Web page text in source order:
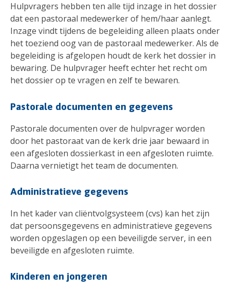
Hulpvragers hebben ten alle tijd inzage in het dossier
dat een pastoraal medewerker of hem/haar aanlegt.
Inzage vindt tijdens de begeleiding alleen plaats onder
het toeziend oog van de pastoraal medewerker. Als de
begeleiding is afgelopen houdt de kerk het dossier in
bewaring. De hulpvrager heeft echter het recht om
het dossier op te vragen en zelf te bewaren.
Pastorale documenten en gegevens
Pastorale documenten over de hulpvrager worden
door het pastoraat van de kerk drie jaar bewaard in
een afgesloten dossierkast in een afgesloten ruimte.
Daarna vernietigt het team de documenten.
Administratieve gegevens
In het kader van cliëntvolgsysteem (cvs) kan het zijn
dat persoonsgegevens en administratieve gegevens
worden opgeslagen op een beveiligde server, in een
beveiligde en afgesloten ruimte.
Kinderen en jongeren